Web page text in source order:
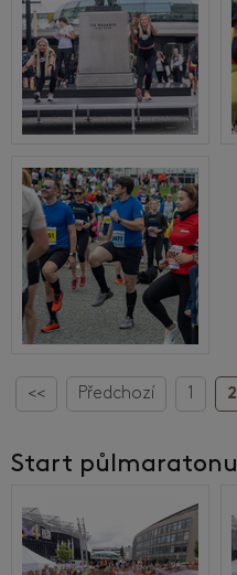
<< Předchozí 1 2
Start půlmaratonu